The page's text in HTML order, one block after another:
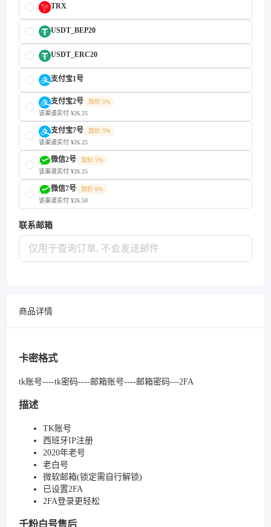
TRX
USDT_BEP20
USDT_ERC20
支付宝1号
支付宝2号
加价 5%
该渠道实付 ¥26.25
支付宝7号
加价 5%
该渠道实付 ¥26.25
微信2号
加价 5%
该渠道实付 ¥26.25
微信7号
加价 6%
该渠道实付 ¥26.50
联系邮箱
商品详情
卡密格式
tk账号----tk密码----邮箱账号----邮箱密码---2FA
描述
TK账号
西班牙IP注册
2020年老号
老白号
微软邮箱(锁定需自行解锁)
已设置2FA
2FA登录更轻松
千粉白号售后